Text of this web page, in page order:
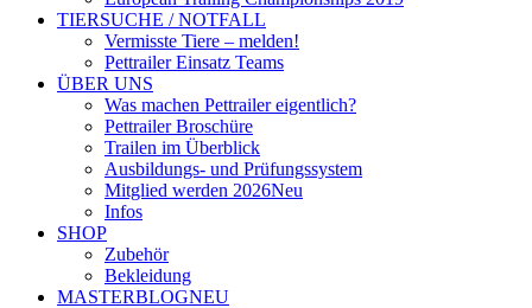
TIERSUCHE / NOTFALL
Vermisste Tiere – melden!
Pettrailer Einsatz Teams
ÜBER UNS
Was machen Pettrailer eigentlich?
Pettrailer Broschüre
Trailen im Überblick
Ausbildungs- und Prüfungssystem
Mitglied werden 2026Neu
Infos
SHOP
Zubehör
Bekleidung
MASTERBLOGNEU